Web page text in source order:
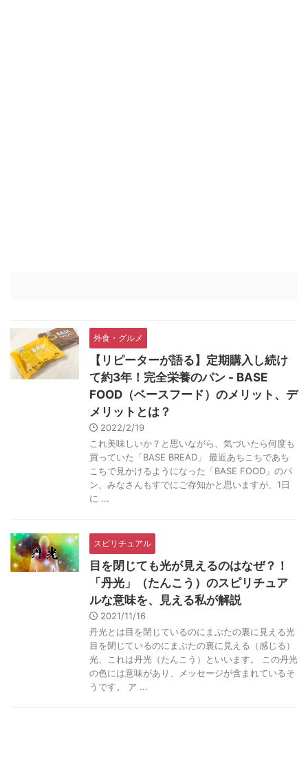
外食・グルメ
【リピーターが語る】定期購入し続け
て約3年！完全栄養のパン - BASE
FOOD（ベースフード）のメリット、デ
メリットとは？
2022/2/19
これ美味しいか？と思いながら、気づいたら何度も
買っていた「BASE BREAD」 最近あちこちであち
こちで見かけるようになった「BASE FOOD」のパ
ン、みなさんもすでにご存知かと思いますが、1日
に ...
スピリチュアル
目を閉じても光が見えるのはなぜ？！
「丹光」（たんこう）のスピリチュア
ルな意味を、見える私が解説
2021/11/16
丹光とは目を閉じているのにまぶたの裏に見える光
目を閉じているのにまぶたの裏に見える（感じる）
光、これは丹光（たんこう）といいます。 この丹光
の色には意味があり、メッセージが含まれているそ
うです。 ア ...